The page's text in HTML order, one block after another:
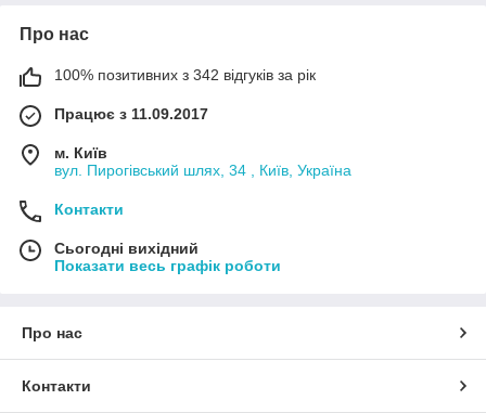
Про нас
100% позитивних з 342 відгуків за рік
Працює з 11.09.2017
м. Київ
вул. Пирогівський шлях, 34 , Київ, Україна
Контакти
Сьогодні вихідний
Показати весь графік роботи
Про нас
Контакти